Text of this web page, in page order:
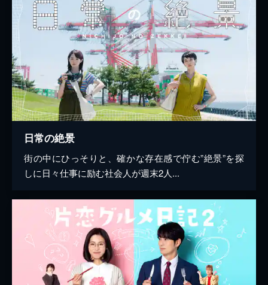
日常の絶景
街の中にひっそりと、確かな存在感で佇む”絶景”を探
しに日々仕事に励む社会人が週末2人...